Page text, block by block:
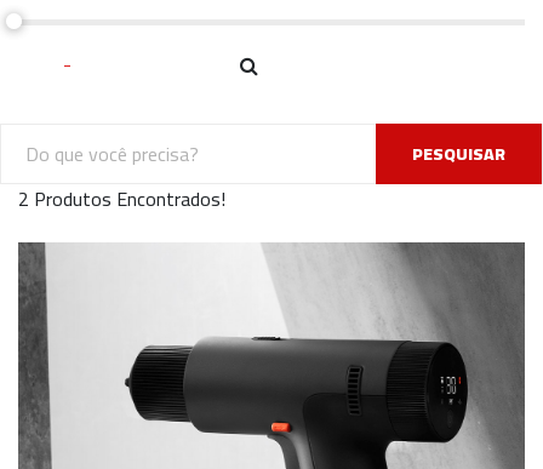
PESQUISAR
2 Produtos Encontrados!